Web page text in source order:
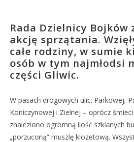
Rada Dzielnicy Bojków
akcję sprzątania.
całe rodziny, w sumie
osób w tym najmłodsi
części Gliwic.
W pasach drogowych ulic: Parkowej,
Koniczynowej i Zielnej – oprócz
znaleziono ogromną ilość szklanych
„porzuconą” muszlę klozetową.